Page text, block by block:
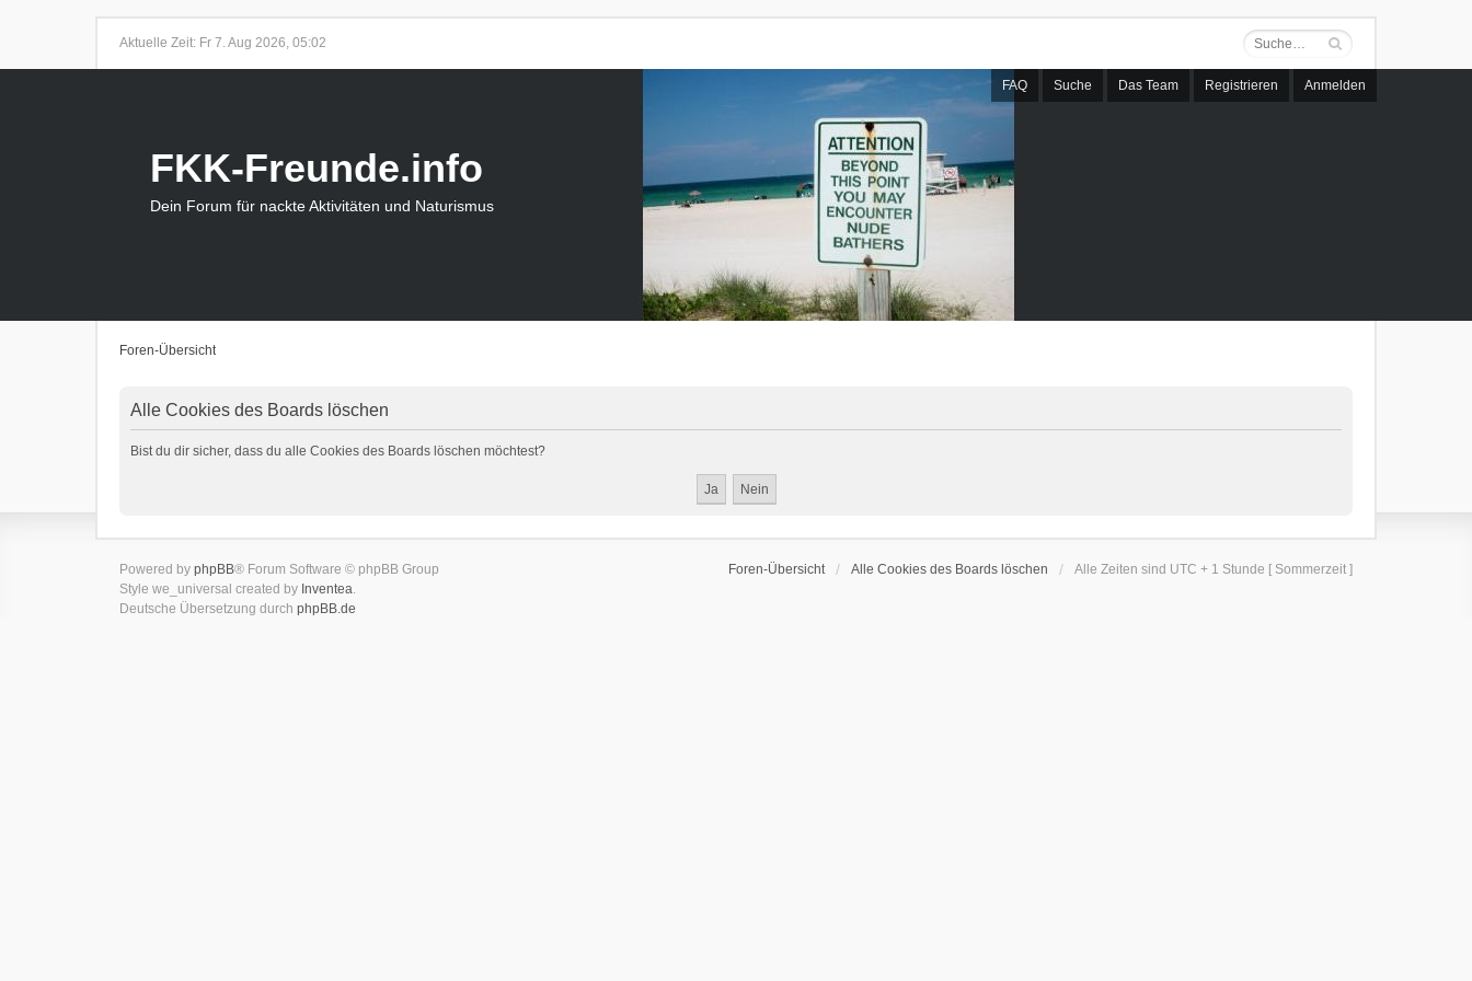
Aktuelle Zeit: Fr 7. Aug 2026, 05:02
FAQ Suche Das Team Registrieren Anmelden
FKK-Freunde.info
Dein Forum für nackte Aktivitäten und Naturismus
Foren-Übersicht
Alle Cookies des Boards löschen
Bist du dir sicher, dass du alle Cookies des Boards löschen möchtest?
Foren-Übersicht Alle Cookies des Boards löschen Alle Zeiten sind UTC + 1 Stunde [ Sommerzeit ]
Powered by phpBB® Forum Software © phpBB Group
Style we_universal created by Inventea.
Deutsche Übersetzung durch phpBB.de